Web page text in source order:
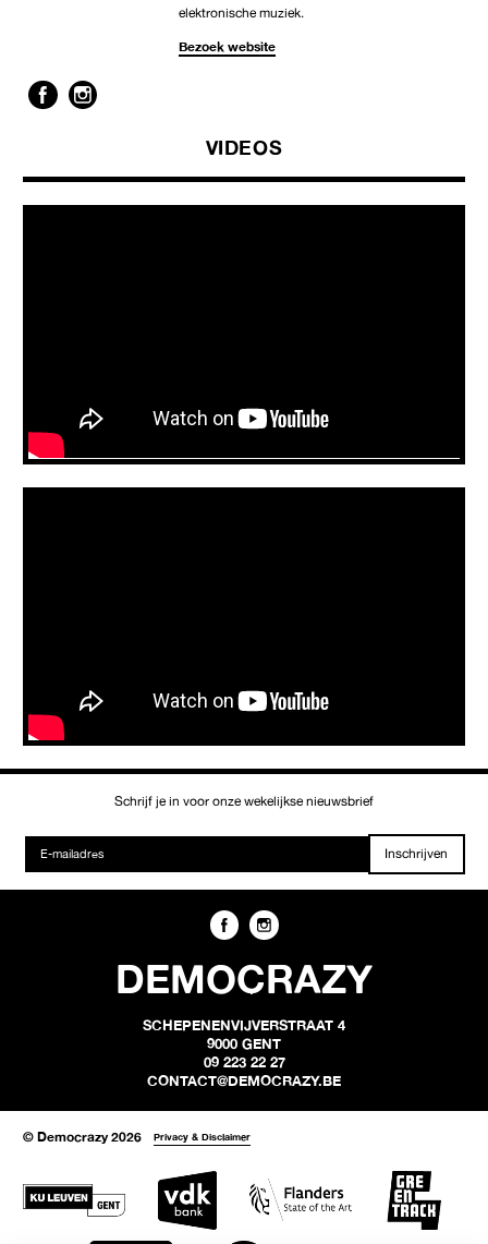
elektronische muziek.
Bezoek website
VIDEOS
Schrijf je in voor onze wekelijkse nieuwsbrief
Inschrijven
DEMOCRAZY
SCHEPENENVIJVERSTRAAT 4
9000 GENT
09 223 22 27
CONTACT@DEMOCRAZY.BE
© Democrazy 2026 Privacy & Disclaimer